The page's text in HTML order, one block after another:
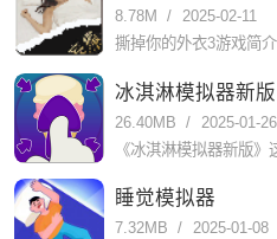
8.78M / 2025-02-11
冰淇淋模拟器新版
26.40MB /
2025-01-26
睡觉模拟器
7.32MB / 2025-01-08